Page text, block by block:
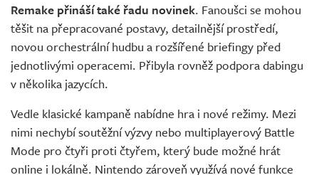
Remake přináší také řadu novinek. Fanoušci se mohou
těšit na přepracované postavy, detailnější prostředí,
novou orchestrální hudbu a rozšířené briefingy před
jednotlivými operacemi. Přibyla rovněž podpora dabingu
v několika jazycích.
Vedle klasické kampaně nabídne hra i nové režimy. Mezi
nimi nechybí soutěžní výzvy nebo multiplayerový Battle
Mode pro čtyři proti čtyřem, který bude možné hrát
online i lokálně. Nintendo zároveň využívá nové funkce